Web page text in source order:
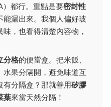
）都行。重點是要密封性
能漏出來。我個人偏好玻
，也看得清楚內容物，
分格的便當盒。把米飯、
水果分隔開，避免味道互
有分隔盒？那就善用矽膠
葉來當天然分隔！